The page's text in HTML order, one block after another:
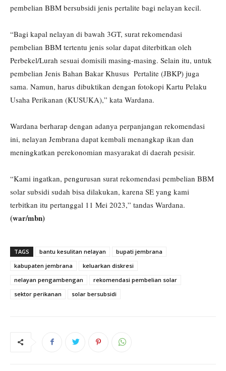
pembelian BBM bersubsidi jenis pertalite bagi nelayan kecil.
“Bagi kapal nelayan di bawah 3GT, surat rekomendasi
pembelian BBM tertentu jenis solar dapat diterbitkan oleh
Perbekel/Lurah sesuai domisili masing-masing. Selain itu, untuk
pembelian Jenis Bahan Bakar Khusus Pertalite (JBKP) juga
sama. Namun, harus dibuktikan dengan fotokopi Kartu Pelaku
Usaha Perikanan (KUSUKA),” kata Wardana.
Wardana berharap dengan adanya perpanjangan rekomendasi
ini, nelayan Jembrana dapat kembali menangkap ikan dan
meningkatkan perekonomian masyarakat di daerah pesisir.
“Kami ingatkan, pengurusan surat rekomendasi pembelian BBM
solar subsidi sudah bisa dilakukan, karena SE yang kami
terbitkan itu pertanggal 11 Mei 2023,” tandas Wardana.
(war/mbn)
TAGS bantu kesulitan nelayan
bupati jembrana
kabupaten jembrana
keluarkan diskresi
nelayan pengambengan
rekomendasi pembelian solar
sektor perikanan
solar bersubsidi